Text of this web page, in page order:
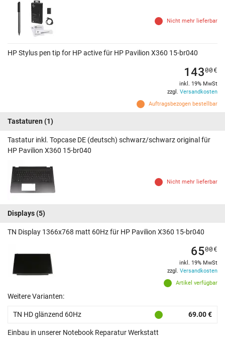
Nicht mehr lieferbar
HP Stylus pen tip for HP active für HP Pavilion X360 15-br040
Auftragsbezogen bestellbar
14300€
inkl. 19% MwSt
zzgl. Versandkosten
Tastaturen (1)
Tastatur inkl. Topcase DE (deutsch) schwarz/schwarz original für
HP Pavilion X360 15-br040
Nicht mehr lieferbar
Displays(5)
TN Display 1366x768 matt 60Hz für HP Pavilion X360 15-br040
Artikel verfügbar
6500€
inkl. 19% MwSt
zzgl. Versandkosten
Weitere Varianten:
TN HD glänzend 60Hz 69.00 €
Einbau in unserer Notebook Reparatur Werkstatt